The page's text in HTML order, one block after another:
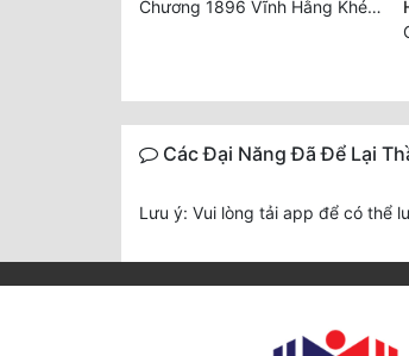
Chương 1896 Vĩnh Hằng Khép Lại, Vạn Cổ Trường Ca [+ Hậu ký. HẾT]
Các Đại Năng Đã Để Lại
Lưu ý: Vui lòng tải app để có thể